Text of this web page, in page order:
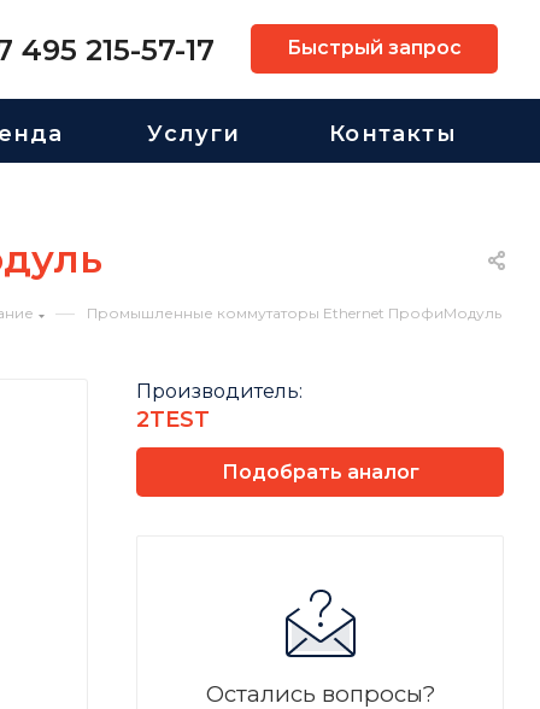
495 215-57-17 Быстрый запрос
Услуги Контакты
— Промышленные коммутаторы Ethernet ПрофиМодуль
Производитель:
2TEST
Подобрать аналог
Остались вопросы?